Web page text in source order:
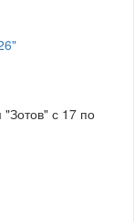
с 17 по